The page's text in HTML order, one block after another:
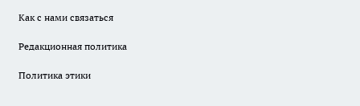
Как с нами связаться
Редакционная политика
Политика этики